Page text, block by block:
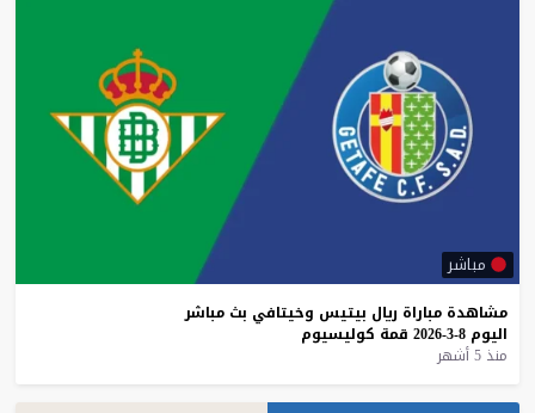
مباشر
مشاهدة مباراة ريال بيتيس وخيتافي بث مباشر
اليوم 8-3-2026 قمة كوليسيوم
منذ 5 أشهر